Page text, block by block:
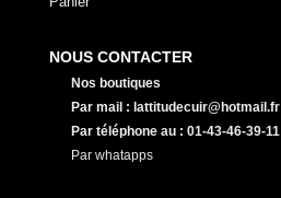
NOUS CONTACTER
Nos boutiques
Par mail : lattitudecuir@hotmail.fr
Par téléphone au : 01-43-46-39-11
Par whatapps